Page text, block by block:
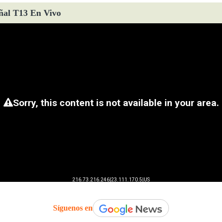
T13 En Vivo
Síguenos en